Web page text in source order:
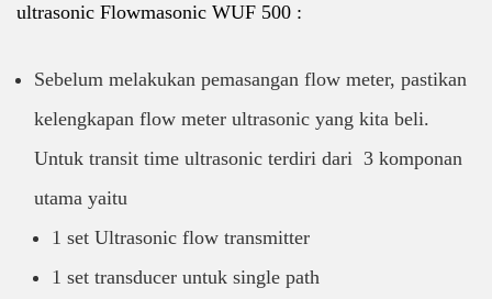
ultrasonic Flowmasonic WUF 500 :
Sebelum melakukan pemasangan flow meter, pastikan
kelengkapan flow meter ultrasonic yang kita beli.
Untuk transit time ultrasonic terdiri dari 3 komponan
utama yaitu
1 set Ultrasonic flow transmitter
1 set transducer untuk single path